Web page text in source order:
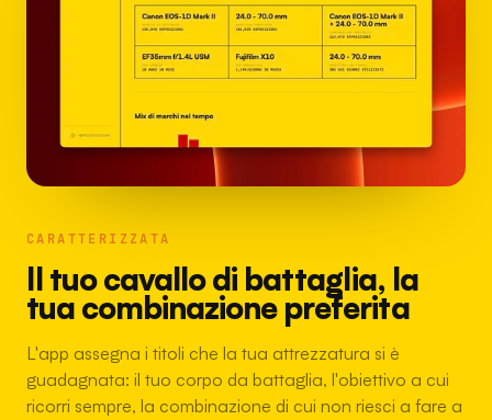
CARATTERIZZATA
Il tuo cavallo di battaglia, la
tua combinazione preferita
L'app assegna i titoli che la tua attrezzatura si è
guadagnata: il tuo corpo da battaglia, l'obiettivo a cui
ricorri sempre, la combinazione di cui non riesci a fare a